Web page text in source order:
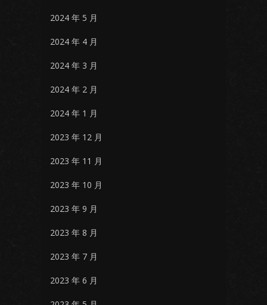
2024 年 5 月
2024 年 4 月
2024 年 3 月
2024 年 2 月
2024 年 1 月
2023 年 12 月
2023 年 11 月
2023 年 10 月
2023 年 9 月
2023 年 8 月
2023 年 7 月
2023 年 6 月